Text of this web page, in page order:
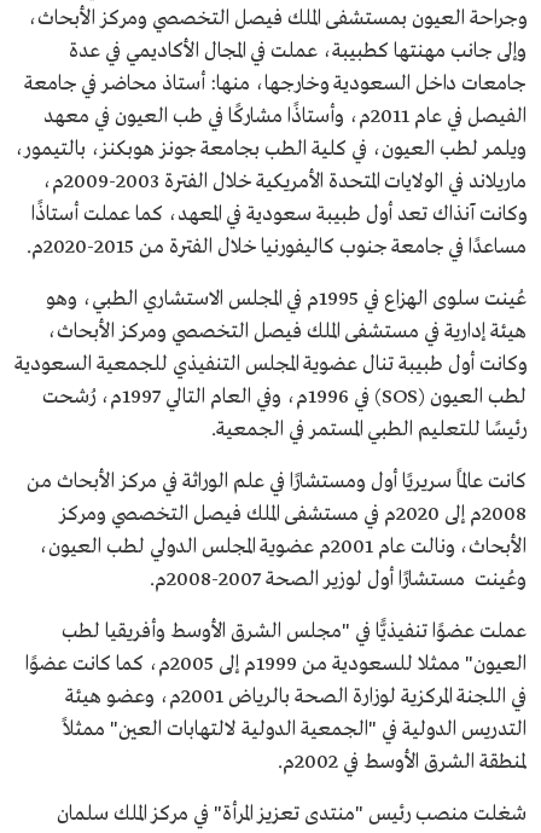
وجراحة العيون بمستشفى الملك فيصل التخصصي ومركز الأبحاث،
وإلى جانب مهنتها كطبيبة، عملت في المجال الأكاديمي في عدة
جامعات داخل السعودية وخارجها، منها: أستاذ محاضر في جامعة
الفيصل في عام 2011م، وأستاذًا مشاركًا في طب العيون في معهد
ويلمر لطب العيون، في كلية الطب بجامعة جونز هوبكنز، بالتيمور،
ماريلاند في الولايات المتحدة الأمريكية خلال الفترة 2003-2009م،
وكانت آنذاك تعد أول طبيبة سعودية في المعهد، كما عملت أستاذًا
مساعدًا في جامعة جنوب كاليفورنيا خلال الفترة من 2015-2020م.
عُينت سلوى الهزاع في 1995م في المجلس الاستشاري الطبي، وهو
هيئة إدارية في مستشفى الملك فيصل التخصصي ومركز الأبحاث،
وكانت أول طبيبة تنال عضوية المجلس التنفيذي للجمعية السعودية
لطب العيون (SOS) في 1996م، وفي العام التالي 1997م، رُشحت
رئيسًا للتعليم الطبي المستمر في الجمعية.
كانت عالمًا سريريًا أول ومستشارًا في علم الوراثة في مركز الأبحاث من
2008م إلى 2020م في مستشفى الملك فيصل التخصصي ومركز
الأبحاث، ونالت عام 2001م عضوية المجلس الدولي لطب العيون،
وعُينت مستشارًا أول لوزير الصحة 2007-2008م.
عملت عضوًا تنفيذيًّا في "مجلس الشرق الأوسط وأفريقيا لطب
العيون" ممثلا للسعودية من 1999م إلى 2005م، كما كانت عضوًا
في اللجنة المركزية لوزارة الصحة بالرياض 2001م، وعضو هيئة
التدريس الدولية في "الجمعية الدولية لالتهابات العين" ممثلاً
لمنطقة الشرق الأوسط في 2002م.
شغلت منصب رئيس "منتدى تعزيز المرأة" في مركز الملك سلمان